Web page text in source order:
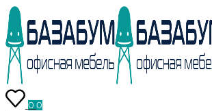
0 0